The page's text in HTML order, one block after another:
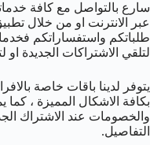
سارع بالتواصل مع كافة
عبر الانترنت او من خلال
لتلقي الاشتراكات الجديدة او
يتوفر لدينا باقات خاصة
بكافة الاشكال المميزة ، كما
والخصومات عند الاشتراك
التفاصيل.